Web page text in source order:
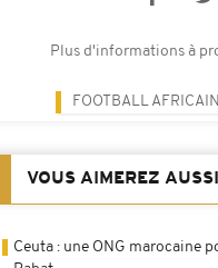
Plus d'informations à
FOOTBALL AFRICAIN
VOUS AIMEREZ AUSSI
Ceuta : une ONG marocaine